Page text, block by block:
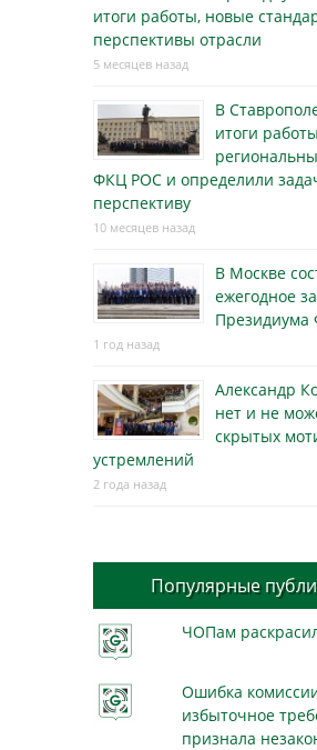
итоги работы, новые
перспективы отрасли
5 месяцев назад
В
итоги работы
ФКЦ РОС и определили
перспективу
10 месяцев назад
В Москве
ежегодное
1 год назад
Александр
нет и не
скрытых
устремлений
2 года назад
Популярные
ЧОПам
Ошибка
избыточное
признала